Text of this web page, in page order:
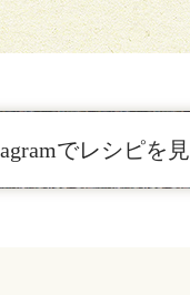
でレシピを